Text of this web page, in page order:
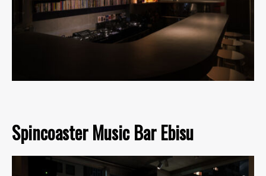
Spincoaster Music Bar Ebisu